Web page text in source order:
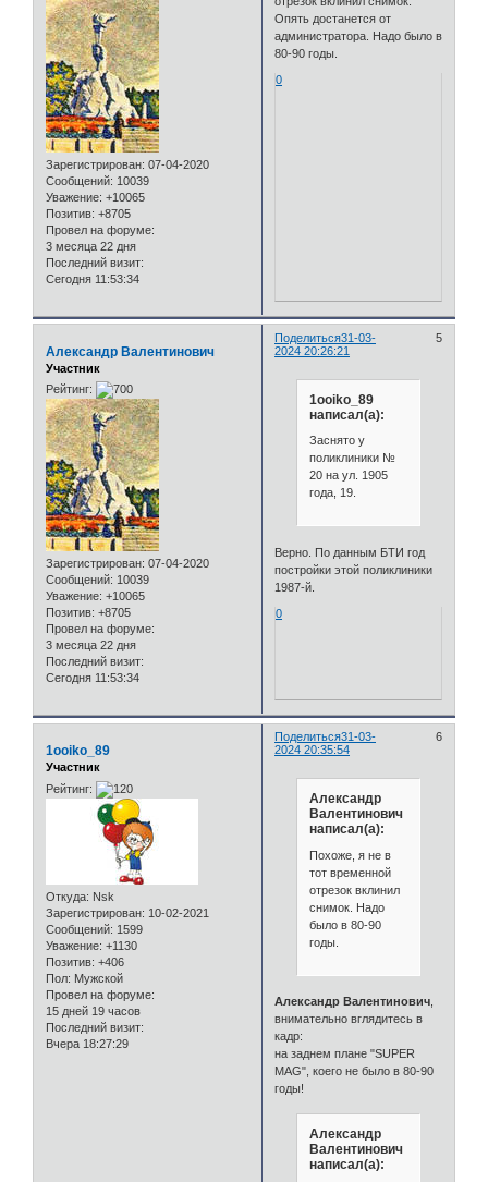
Зарегистрирован: 07-04-2020
Сообщений: 10039
Уважение: +10065
Позитив: +8705
Провел на форуме:
3 месяца 22 дня
Последний визит:
Сегодня 11:53:34
Опять достанется от
администратора. Надо было в
80-90 годы.
0
Поделиться 5
31-03-
2024 20:26:21
Александр Валентинович
Участник
Рейтинг:
Зарегистрирован: 07-04-2020
Сообщений: 10039
Уважение: +10065
Позитив: +8705
Провел на форуме:
3 месяца 22 дня
Последний визит:
Сегодня 11:53:34
1ooiko_89
написал(а):
Заснято у
поликлиники №
20 на ул. 1905
года, 19.
Верно. По данным БТИ год
постройки этой поликлиники
1987-й.
0
Поделиться 6
31-03-
2024 20:35:54
1ooiko_89
Участник
Рейтинг:
Откуда: Nsk
Зарегистрирован: 10-02-2021
Сообщений: 1599
Уважение: +1130
Позитив: +406
Пол: Мужской
Провел на форуме:
15 дней 19 часов
Последний визит:
Вчера 18:27:29
Александр
Валентинович
написал(а):
Похоже, я не в
тот временной
отрезок вклинил
снимок. Надо
было в 80-90
годы.
Александр Валентинович
внимательно вглядитесь в
кадр:
на заднем плане "SUPER
MAG", коего не было в 80-90
годы!
Александр
Валентинович
написал(а):